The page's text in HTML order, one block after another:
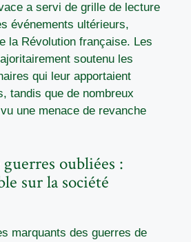
a servi de grille de lecture
événements ultérieurs,
la Révolution française. Les
soutenu les
qui leur apportaient
tandis que de nombreux
une menace de revanche
oubliées :
sur la société
marquants des guerres de